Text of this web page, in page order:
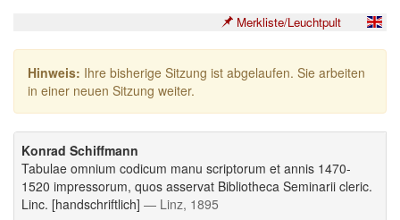
Merkliste/Leuchtpult
Hinweis: Ihre bisherige Sitzung ist abgelaufen. Sie arbeiten
in einer neuen Sitzung weiter.
Konrad Schiffmann
Tabulae omnium codicum manu scriptorum et annis 1470-
1520 impressorum, quos asservat Bibliotheca Seminarii cleric.
Linc. [handschriftlich] — Linz, 1895